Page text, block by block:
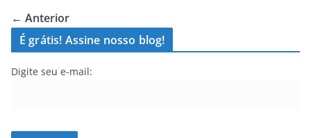
← Anterior
É grátis! Assine nosso blog!
Digite seu e-mail: